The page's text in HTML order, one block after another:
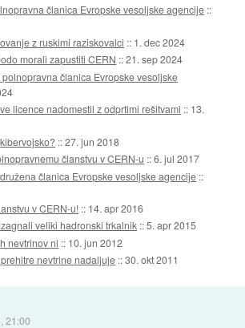
članica Evropske vesoljske agencije ::
z ruskimi raziskovalci :: 1. dec 2024
morali zapustiti CERN ::21. sep 2024
članica Evropske vesoljske
licence nadomestil z odprtimi rešitvami :: 13.
::27. jun 2018
članstvu v CERN-u ::6. jul 2017
članica Evropske vesoljske agencije ::
v CERN-u! :: 14. apr 2016
veliki hadronski trkalnik ::5. apr 2015
nevtrinov ni :: 10. jun 2012
nevtrine nadaljuje ::30. okt 2011
21:00